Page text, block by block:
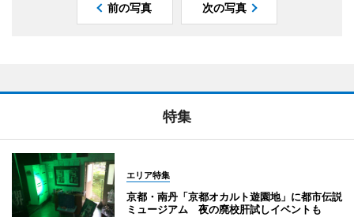
前の写真 次の写真
特集
エリア特集
京都・南丹「京都オカルト遊園地」に都市伝説
ミュージアム 夜の廃校肝試しイベントも